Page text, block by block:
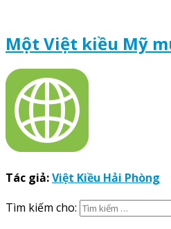
Một Việt kiều Mỹ
Tác giả:Việt Kiều Hải Phòng
Tìm kiếm cho: